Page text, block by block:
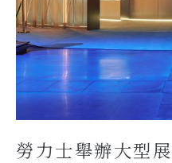
勞力士舉辦大型